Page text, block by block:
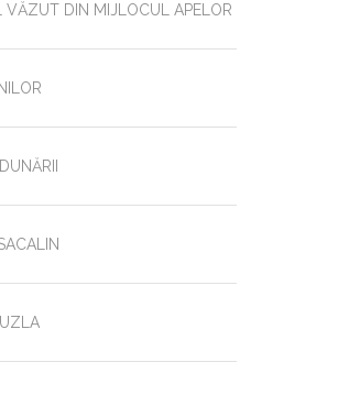
VĂZUT DIN MIJLOCUL APELOR